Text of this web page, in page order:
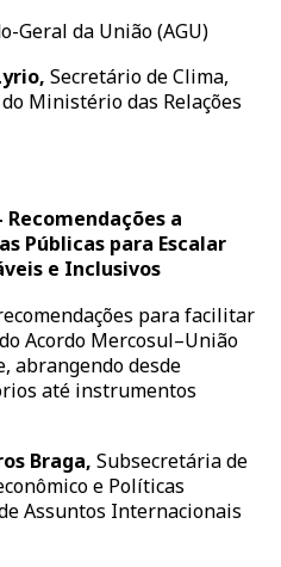
Geral da União (AGU)
Secretário de Clima,
Ministério das Relações
Recomendações a
Públicas para Escalar
e Inclusivos
para facilitar
Acordo Mercosul–União
abrangendo desde
até instrumentos
Braga, Subsecretária de
e Políticas
Assuntos Internacionais